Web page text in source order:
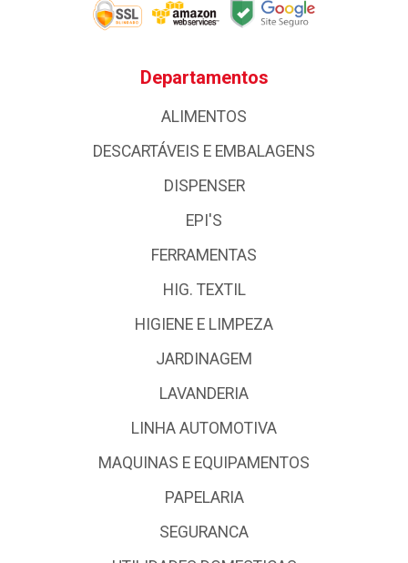
Departamentos
ALIMENTOS
DESCARTÁVEIS E EMBALAGENS
DISPENSER
EPI'S
FERRAMENTAS
HIG. TEXTIL
HIGIENE E LIMPEZA
JARDINAGEM
LAVANDERIA
LINHA AUTOMOTIVA
MAQUINAS E EQUIPAMENTOS
PAPELARIA
SEGURANCA